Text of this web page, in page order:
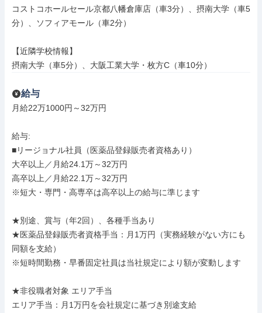
コストコホールセール京都八幡倉庫店（車3分）、摂南大学（車5
分）、ソフィアモール（車2分）
【近隣学校情報】
摂南大学（車5分）、大阪工業大学・枚方C（車10分）
給与
月給22万1000円～32万円
給与:
■リージョナル社員（医薬品登録販売者資格あり）
大卒以上／月給24.1万～32万円
高卒以上／月給22.1万～32万円
※短大・専門・高専卒は高卒以上の給与に準じます
★別途、賞与（年2回）、各種手当あり
★医薬品登録販売者資格手当：月1万円（実務経験がない方にも
同額を支給）
※短時間勤務・早番固定社員は当社規定により額が変動します
★非役職者対象 エリア手当
エリア手当：月1万円を会社規定に基づき別途支給